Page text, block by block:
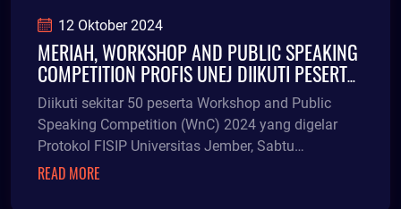
12 Oktober 2024
MERIAH, WORKSHOP AND PUBLIC SPEAKING
COMPETITION PROFIS UNEJ DIIKUTI PESERTA
DARI BERBAGAI KOTA DI INDONESIA
Diikuti sekitar 50 peserta Workshop and Public
Speaking Competition (WnC) 2024 yang digelar
Protokol FISIP Universitas Jember, Sabtu
(12/10/24) berlangsung meriah. Wisnu Aji, Panitia
READ MORE